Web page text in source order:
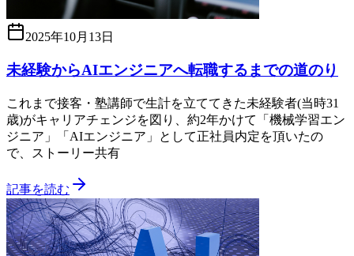
2025年10月13日
未経験からAIエンジニアへ転職するまでの道のり
これまで接客・塾講師で生計を立ててきた未経験者(当時31
歳)がキャリアチェンジを図り、約2年かけて「機械学習エン
ジニア」「AIエンジニア」として正社員内定を頂いたの
で、ストーリー共有
記事を読む